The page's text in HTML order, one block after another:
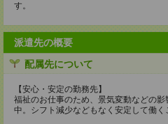
す。
派遣先の概要
配属先について
【安心・安定の勤務先】
福祉のお仕事のため、景気変動などの
中。シフト減少などもなく安定して働く